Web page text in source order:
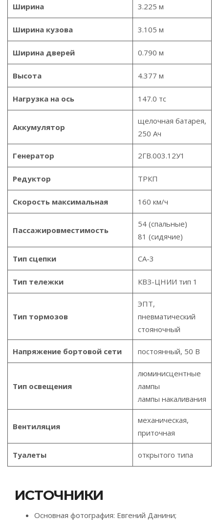
Ширина 3.225 м
Ширина кузова 3.105 м
Ширина дверей 0.790 м
Высота 4.377 м
Нагрузка на ось 147.0 тс
Аккумулятор
щелочная батарея,
250 Ач
Генератор 2ГВ.003.12У1
Редуктор ТРКП
Скорость максимальная 160 км/ч
Пассажировместимость
54 (спальные)
81 (сидячие)
Тип сцепки СА-3
Тип тележки КВЗ-ЦНИИ тип 1
Тип тормозов
ЭПТ,
пневматический
стояночный
Напряжение бортовой сети постоянный, 50 В
Тип освещения
люминисцентные
лампы
лампы накаливания
Вентиляция
механическая,
приточная
Туалеты открытого типа
ИСТОЧНИКИ
Основная фотография: Евгений Данини;